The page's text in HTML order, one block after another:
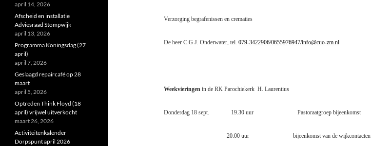
Verzorging begrafenissen en crematies
De heer C.G J. Onderwater, tel. 079-3422906/0655976947/info@cuo-zm.nl
Weekvieringen in de RK Parochiekerk H. Laurentius
Donderdag 18 sept. 19.30 uur Pastoraatgroep bijeenkomst
20.00 uur bijeenkomst van de wijkcontacten
april 14, 2026
Afscheid en installatie
Adviesraad Stompwijk
april 13, 2026
Programma Koningsdag (27
april)
april 7, 2026
Geslaagd repaircafé op 28
maart
april 5, 2026
Optreden Think Floyd (18
april) vrijwel uitverkocht
maart 26, 2026
Activiteitenkalender
Dorpspunt april 2026